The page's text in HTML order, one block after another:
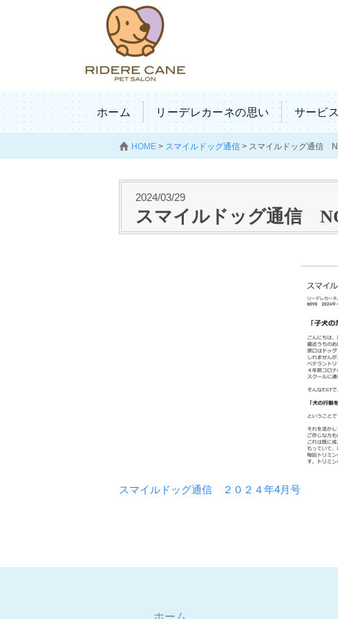
ホーム リーデレカーネの思い サービス
HOME > スマイルドッグ通信 > スマイルドッグ通信
2024/03/29
スマイルドッグ通信
スマイルドッグ通信 ２０２４年4月号
ホーム